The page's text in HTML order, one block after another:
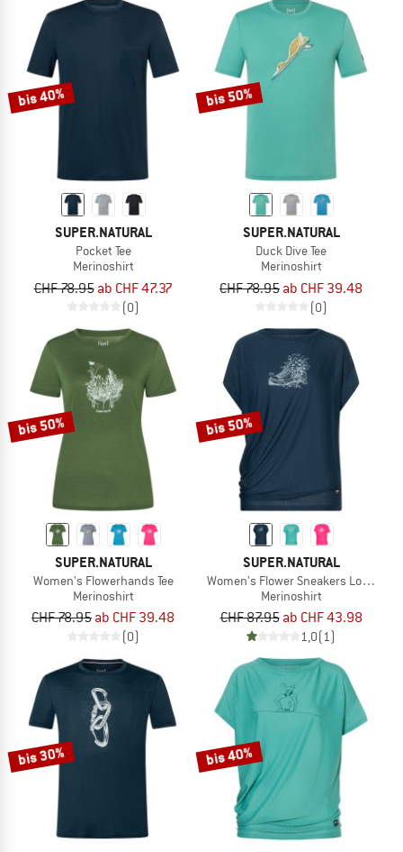
bis 40%
SUPER.NATURAL
Pocket Tee
Merinoshirt
CHF 78.95 ab CHF 47.37
(0)
bis 50%
SUPER.NATURAL
Duck Dive Tee
Merinoshirt
CHF 78.95 ab CHF 39.48
(0)
bis 50%
SUPER.NATURAL
Women's Flowerhands Tee
Merinoshirt
CHF 78.95 ab CHF 39.48
(0)
bis 50%
SUPER.NATURAL
Women's Flower Sneakers Loose Tee
Merinoshirt
CHF 87.95 ab CHF 43.98
1,0(1)
bis 30% bis 40%